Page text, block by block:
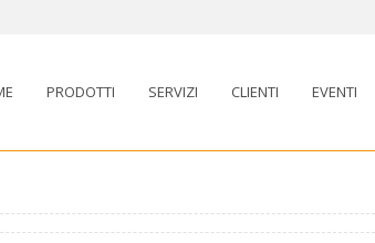
PRODOTTI SERVIZI CLIENTI EVENTI